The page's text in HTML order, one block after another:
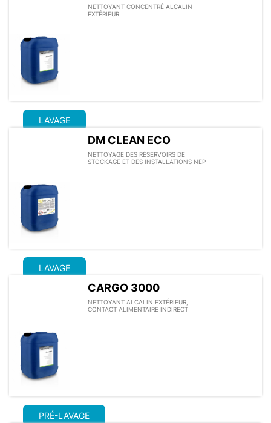
NETTOYANT CONCENTRÉ ALCALIN
EXTÉRIEUR
LAVAGE
DM CLEAN ECO
NETTOYAGE DES RÉSERVOIRS DE
STOCKAGE ET DES INSTALLATIONS NEP
LAVAGE
CARGO 3000
NETTOYANT ALCALIN EXTÉRIEUR,
CONTACT ALIMENTAIRE INDIRECT
PRÉ-LAVAGE